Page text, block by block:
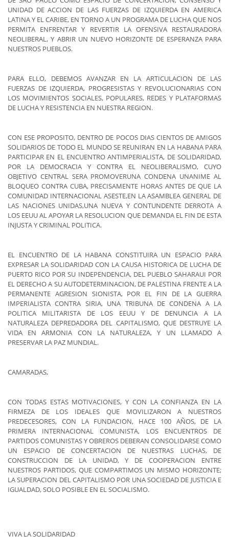
UNIDAD DE ACCION DE LAS FUERZAS DE IZQUIERDA EN AMERICA
LATINA Y EL CARIBE, EN TORNO A UN PROGRAMA DE LUCHA QUE NOS
PERMITA ENFRENTAR Y REVERTIR LA OFENSIVA RESTAURADORA
NEOLIBERAL, Y ABRIR UN NUEVO HORIZONTE DE ESPERANZA PARA
NUESTROS PUEBLOS.
PARA ELLO, DEBEMOS AVANZAR EN LA ARTICULACION DE LAS
FUERZAS DE IZQUIERDA, PROGRESISTAS Y REVOLUCIONARIAS CON
LOS MOVIMIENTOS SOCIALES, POPULARES, REDES Y PLATAFORMAS
DE LUCHA Y RESISTENCIA EN NUESTRA REGION.
CON ESE PROPOSITO, DENTRO DE POCOS DIAS CIENTOS DE AMIGOS
SOLIDARIOS DE TODO EL MUNDO SE REUNIRAN EN LA HABANA PARA
PARTICIPAR EN EL ENCUENTRO ANTIMPERIALISTA, DE SOLIDARIDAD,
POR LA DEMOCRACIA Y CONTRA EL NEOLIBERALISMO, CUYO
OBJETIVO CENTRAL SERA PROMOVERUNA CONDENA UNANIME AL
BLOQUEO CONTRA CUBA, PRECISAMENTE HORAS ANTES DE QUE LA
COMUNIDAD INTERNACIONAL ASESTE,EN LA ASAMBLEA GENERAL DE
LAS NACIONES UNIDAS,UNA NUEVA Y CONTUNDENTE DERROTA A
LOS EEUU AL APOYAR LA RESOLUCION QUE DEMANDA EL FIN DE ESTA
INJUSTA Y CRIMINAL POLITICA.
EL ENCUENTRO DE LA HABANA CONSTITUIRA UN ESPACIO PARA
EXPRESAR LA SOLIDARIDAD CON LA CAUSA HISTORICA DE LUCHA DE
PUERTO RICO POR SU INDEPENDENCIA, DEL PUEBLO SAHARAUI POR
EL DERECHO A SU AUTODETERMINACION, DE PALESTINA FRENTE A LA
PERMANENTE AGRESION SIONISTA, POR EL FIN DE LA GUERRA
IMPERIALISTA CONTRA SIRIA, UNA TRIBUNA DE CONDENA A LA
POLITICA MILITARISTA DE LOS EEUU Y DE DENUNCIA A LA
NATURALEZA DEPREDADORA DEL CAPITALISMO, QUE DESTRUYE LA
VIDA EN ARMONIA CON LA NATURALEZA, Y UN LLAMADO A
PRESERVAR LA PAZ MUNDIAL.
CAMARADAS,
CON TODAS ESTAS MOTIVACIONES, Y CON LA CONFIANZA EN LA
FIRMEZA DE LOS IDEALES QUE MOVILIZARON A NUESTROS
PREDECESORES, CON LA FUNDACION, HACE 100 AÑOS, DE LA
PRIMERA INTERNACIONAL COMUNISTA, LOS ENCUENTROS DE
PARTIDOS COMUNISTAS Y OBREROS DEBERAN CONSOLIDARSE COMO
UN ESPACIO DE CONCERTACION DE NUESTRAS LUCHAS, DE
CONSTRUCCION DE LA UNIDAD, Y DE COOPERACION ENTRE
NUESTROS PARTIDOS, QUE COMPARTIMOS UN MISMO HORIZONTE;
LA SUPERACION DEL CAPITALISMO POR UNA SOCIEDAD DE JUSTICIA E
IGUALDAD, SOLO POSIBLE EN EL SOCIALISMO.
VIVA LA SOLIDARIDAD